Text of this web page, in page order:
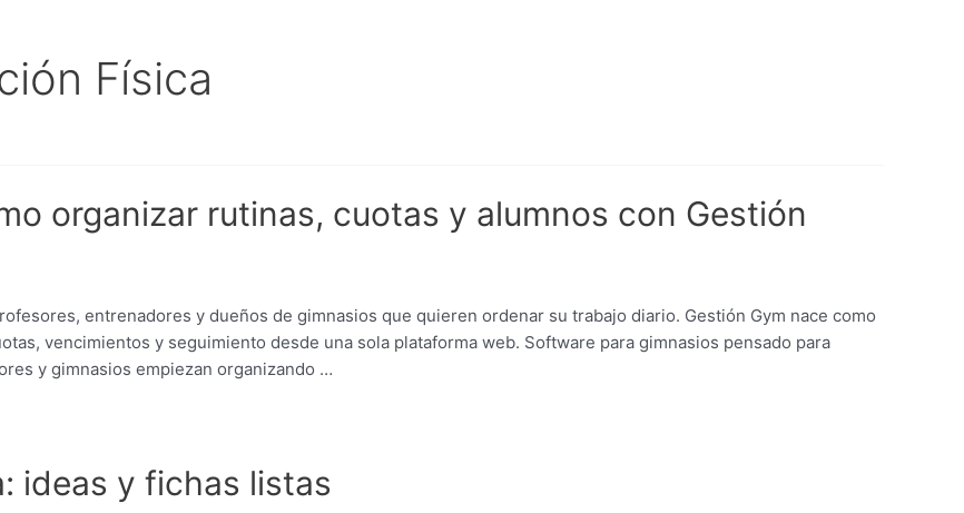
Física
organizar rutinas, cuotas y alumnos con Gestión
entrenadores y dueños de gimnasios que quieren ordenar su trabajo diario. Gestión Gym nace como
vencimientos y seguimiento desde una sola plataforma web. Software para gimnasios pensado para
y gimnasios empiezan organizando …
ideas y fichas listas